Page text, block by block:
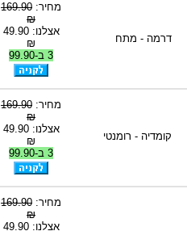
דרמה - מתח
מחיר: 169.90
₪
אצלנו: 49.90
₪
3 ב-99.90
קומדיה - רומנטי
מחיר: 169.90
₪
אצלנו: 49.90
₪
3 ב-99.90
מחיר: 169.90
₪
אצלנו: 49.90